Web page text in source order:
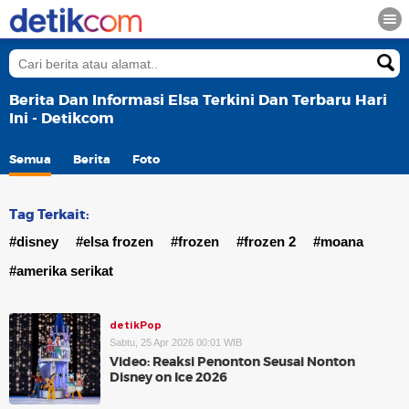
Berita Dan Informasi Elsa Terkini Dan Terbaru Hari
Ini - Detikcom
Semua Berita Foto
Tag Terkait:
#disney #elsa frozen #frozen #frozen 2
#moana
#amerika serikat
detikPop
Sabtu, 25 Apr 2026 00:01 WIB
Video: Reaksi Penonton Seusai Nonton
Disney on Ice 2026